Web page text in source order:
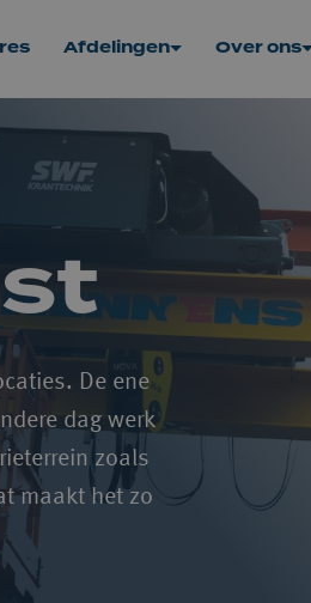
Afdelingen Over ons
De ene
dag werk
zoals
maakt het zo